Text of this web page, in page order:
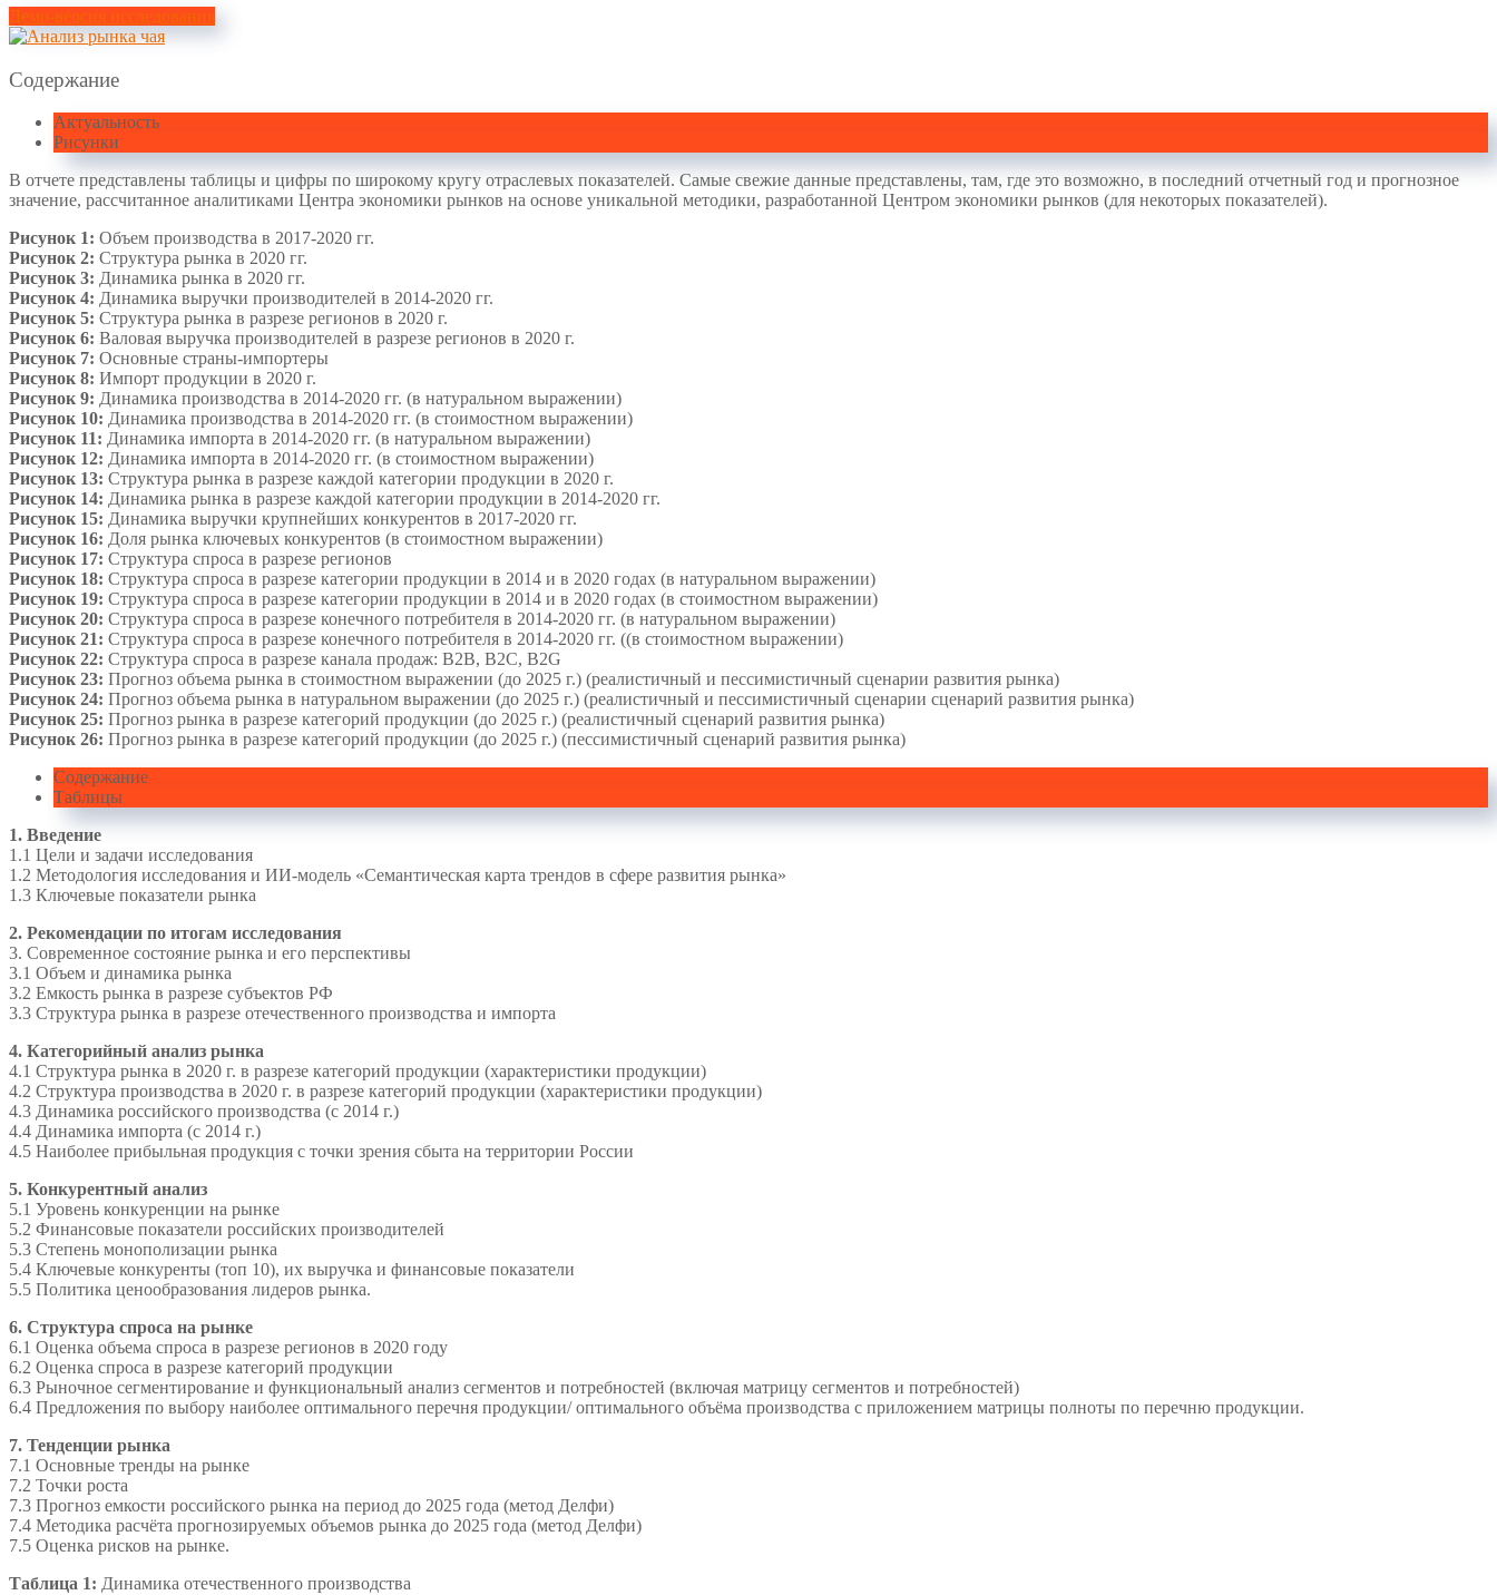
Демо-версия исследования
Содержание
Актуальность
Рисунки
В отчете представлены таблицы и цифры по широкому кругу отраслевых показателей. Самые свежие данные представлены, там, где это возможно, в последний отчетный год и прогнозное
значение, рассчитанное аналитиками Центра экономики рынков на основе уникальной методики, разработанной Центром экономики рынков (для некоторых показателей).
Рисунок 1: Объем производства в 2017-2020 гг.
Рисунок 2: Структура рынка в 2020 гг.
Рисунок 3: Динамика рынка в 2020 гг.
Рисунок 4: Динамика выручки производителей в 2014-2020 гг.
Рисунок 5: Структура рынка в разрезе регионов в 2020 г.
Рисунок 6: Валовая выручка производителей в разрезе регионов в 2020 г.
Рисунок 7: Основные страны-импортеры
Рисунок 8: Импорт продукции в 2020 г.
Рисунок 9: Динамика производства в 2014-2020 гг. (в натуральном выражении)
Рисунок 10: Динамика производства в 2014-2020 гг. (в стоимостном выражении)
Рисунок 11: Динамика импорта в 2014-2020 гг. (в натуральном выражении)
Рисунок 12: Динамика импорта в 2014-2020 гг. (в стоимостном выражении)
Рисунок 13: Структура рынка в разрезе каждой категории продукции в 2020 г.
Рисунок 14: Динамика рынка в разрезе каждой категории продукции в 2014-2020 гг.
Рисунок 15: Динамика выручки крупнейших конкурентов в 2017-2020 гг.
Рисунок 16: Доля рынка ключевых конкурентов (в стоимостном выражении)
Рисунок 17: Структура спроса в разрезе регионов
Рисунок 18: Структура спроса в разрезе категории продукции в 2014 и в 2020 годах (в натуральном выражении)
Рисунок 19: Структура спроса в разрезе категории продукции в 2014 и в 2020 годах (в стоимостном выражении)
Рисунок 20: Структура спроса в разрезе конечного потребителя в 2014-2020 гг. (в натуральном выражении)
Рисунок 21: Структура спроса в разрезе конечного потребителя в 2014-2020 гг. ((в стоимостном выражении)
Рисунок 22: Структура спроса в разрезе канала продаж: B2B, B2C, B2G
Рисунок 23: Прогноз объема рынка в стоимостном выражении (до 2025 г.) (реалистичный и пессимистичный сценарии развития рынка)
Рисунок 24: Прогноз объема рынка в натуральном выражении (до 2025 г.) (реалистичный и пессимистичный сценарии сценарий развития рынка)
Рисунок 25: Прогноз рынка в разрезе категорий продукции (до 2025 г.) (реалистичный сценарий развития рынка)
Рисунок 26: Прогноз рынка в разрезе категорий продукции (до 2025 г.) (пессимистичный сценарий развития рынка)
Содержание
Таблицы
1. Введение
1.1 Цели и задачи исследования
1.2 Методология исследования и ИИ-модель «Семантическая карта трендов в сфере развития рынка»
1.3 Ключевые показатели рынка
2. Рекомендации по итогам исследования
3. Современное состояние рынка и его перспективы
3.1 Объем и динамика рынка
3.2 Емкость рынка в разрезе субъектов РФ
3.3 Структура рынка в разрезе отечественного производства и импорта
4. Категорийный анализ рынка
4.1 Структура рынка в 2020 г. в разрезе категорий продукции (характеристики продукции)
4.2 Структура производства в 2020 г. в разрезе категорий продукции (характеристики продукции)
4.3 Динамика российского производства (с 2014 г.)
4.4 Динамика импорта (с 2014 г.)
4.5 Наиболее прибыльная продукция с точки зрения сбыта на территории России
5. Конкурентный анализ
5.1 Уровень конкуренции на рынке
5.2 Финансовые показатели российских производителей
5.3 Степень монополизации рынка
5.4 Ключевые конкуренты (топ 10), их выручка и финансовые показатели
5.5 Политика ценообразования лидеров рынка.
6. Структура спроса на рынке
6.1 Оценка объема спроса в разрезе регионов в 2020 году
6.2 Оценка спроса в разрезе категорий продукции
6.3 Рыночное сегментирование и функциональный анализ сегментов и потребностей (включая матрицу сегментов и потребностей)
6.4 Предложения по выбору наиболее оптимального перечня продукции/ оптимального объёма производства с приложением матрицы полноты по перечню продукции.
7. Тенденции рынка
7.1 Основные тренды на рынке
7.2 Точки роста
7.3 Прогноз емкости российского рынка на период до 2025 года (метод Делфи)
7.4 Методика расчёта прогнозируемых объемов рынка до 2025 года (метод Делфи)
7.5 Оценка рисков на рынке.
Таблица 1: Динамика отечественного производства